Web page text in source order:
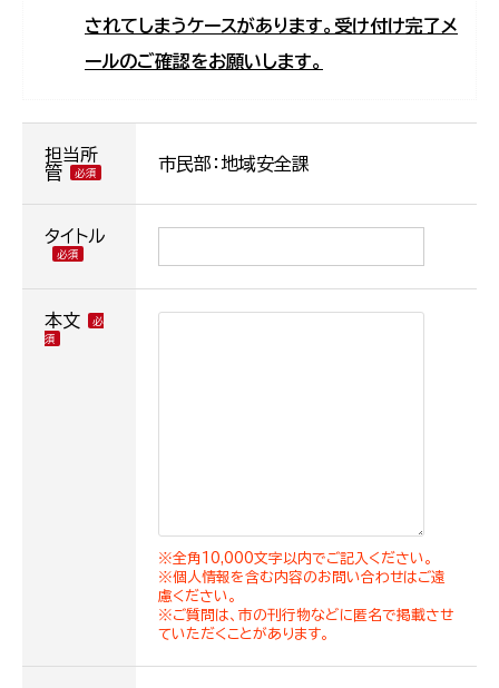
されてしまうケースがあります。受け付け完了メ
ールのご確認をお願いします。
担当所
管
市民部：地域安全課
タイトル
本文
※全角10,000文字以内でご記入ください。
※個人情報を含む内容のお問い合わせはご遠
慮ください。
※ご質問は、市の刊行物などに匿名で掲載させ
ていただくことがあります。